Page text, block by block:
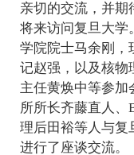
亲切的交流，并期
将来访问复旦大学
学院院士马余刚，
记赵强，以及核物
主任黄焕中等参加
所所长齐藤直人、
理后田裕等人与复
进行了座谈交流。